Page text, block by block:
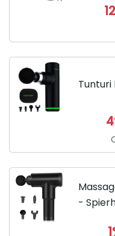
Tunturi
-